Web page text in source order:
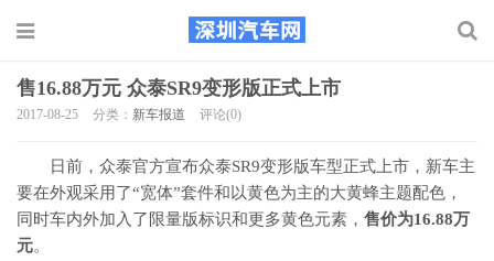
售16.88万元 众泰SR9变形版正式上市
2017-08-25 分类： 新车报道 评论(0)
日前，众泰官方宣布众泰SR9变形版车型正式上市，新车主
要在外观采用了“宽体”套件和以黄色为主的大黄蜂主题配色，
同时车内外加入了限量版标识和更多黄色元素， 售价为16.88万
元。